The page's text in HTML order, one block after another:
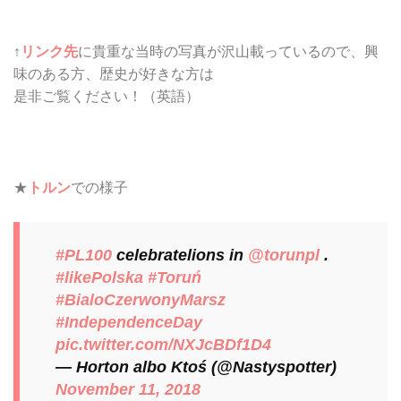
↑ リンク先に貴重な当時の写真が沢山載っているので、興
味のある方、歴史が好きな方は
是非ご覧ください！（英語）
★ トルンでの様子
#PL100 celebratelions in @torunpl.
#likePolska #Toruń
#BialoCzerwonyMarsz
#IndependenceDay
pic.twitter.com/NXJcBDf1D4
— Horton albo Ktoś (@Nastyspotter)
November 11, 2018